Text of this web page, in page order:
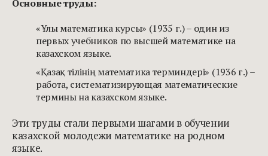
Основные труды:
«Ұлы математика курсы» (1935 г.) – один из
первых учебников по высшей математике на
казахском языке.
«Қазақ тілінің математика терминдері» (1936 г.) –
работа, систематизирующая математические
термины на казахском языке.
Эти труды стали первыми шагами в обучении
казахской молодежи математике на родном
языке.